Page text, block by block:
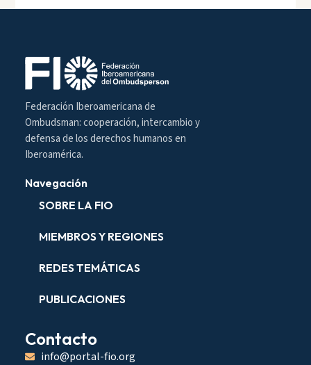
Federación Iberoamericana de
Ombudsman: cooperación, intercambio y
defensa de los derechos humanos en
Iberoamérica.
Navegación
SOBRE LA FIO
MIEMBROS Y REGIONES
REDES TEMÁTICAS
PUBLICACIONES
Contacto
info@portal-fio.org